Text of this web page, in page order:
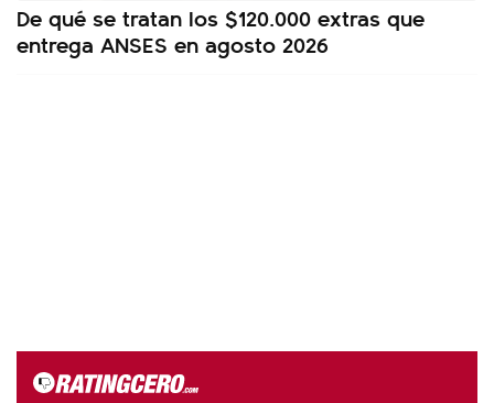
De qué se tratan los $120.000 extras que
entrega ANSES en agosto 2026